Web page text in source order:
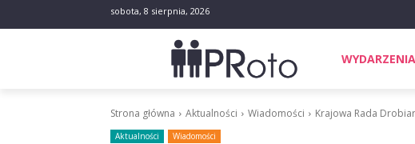
sobota, 8 sierpnia, 2026
Strona główna Aktualności Wiadomości Krajowa Rada
Aktualności Wiadomości